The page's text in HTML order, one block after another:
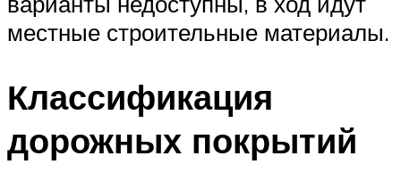
местные строительные материалы.
Классификация
дорожных покрытий